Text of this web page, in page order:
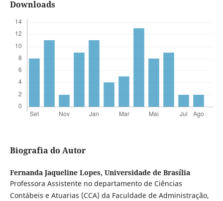
Downloads
Biografia do Autor
Fernanda Jaqueline Lopes, Universidade de Brasília
Professora Assistente no departamento de Ciências
Contábeis e Atuarias (CCA) da Faculdade de Administração,